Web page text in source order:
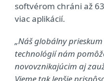
softvérom chráni až
viac aplikácií.
„Náš globálny
technológií nám
novovznikajúcim aj